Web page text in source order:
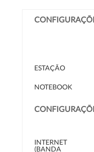
ESTAÇÃO
NOTEBOOK
INTERNET
(BANDA